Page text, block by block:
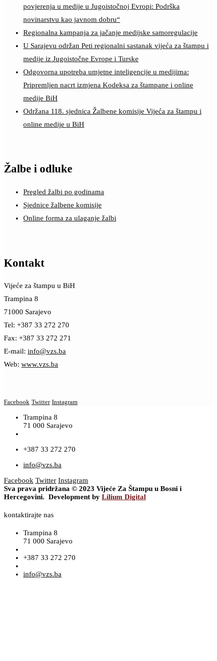
povjerenja u medije u Jugoistočnoj Evropi: Podrška
novinarstvu kao javnom dobru“
Regionalna kampanja za jačanje medijske samoregulacije
U Sarajevu održan Peti regionalni sastanak vijeća za štampu i
medije iz Jugoistočne Evrope i Turske
Odgovorna upotreba umjetne inteligencije u medijima:
Pripremljen nacrt izmjena Kodeksa za štampane i online
medije BiH
Održana 118. sjednica Žalbene komisije Vijeća za štampu i
online medije u BiH
Žalbe i odluke
Pregled žalbi po godinama
Sjednice žalbene komisije
Online forma za ulaganje žalbi
Kontakt
Vijeće za štampu u BiH
Trampina 8
71000 Sarajevo
Tel: +387 33 272 270
Fax: +387 33 272 271
E-mail: info@vzs.ba
Web: www.vzs.ba
Facebook Twitter Instagram
Trampina 8
71 000 Sarajevo
+387 33 272 270
info@vzs.ba
Facebook Twitter Instagram
Sva prava pridržana © 2023 Vijeće Za Štampu u Bosni i
Hercegovini. Development by Lilium Digital
kontaktirajte nas
Trampina 8
71 000 Sarajevo
+387 33 272 270
info@vzs.ba